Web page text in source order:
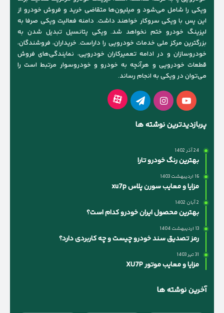
ویکی را شامل می‌شود و میلیون‌ها متقاضی خرید و فروش خودرو از
این پس با ویکی سروکار خواهند داشت. دامنه فعالیت ویکی صرفا به
لیزینگ خودرو ختم نخواهد شد. ویکی پتانسیل تبدیل شدن به
بزرگترین مرکز ملی خدمات خودرویی را داراست. خریداران، فروشندگان،
خودروسازان و در ادامه تعمیرکاران خودرویی، نمایندگی‌های فروش
قطعات خودرویی و هرآنچه به خودرو و خودروسوار مرتبط است را
می‌توان در ویکی به انجام رساند.
یوتیوباینستاگرام
تلگرام آپارات
پربازدیدترین نوشته ها
24 آذر 1402
بهترین رنگ خودرو تارا
16 اردیبهشت 1403
مزایا و معایب سورن پلاس xu7p
2 آبان 1402
بهترین محصول ایران خودرو کدام است؟
13 اردیبهشت 1404
رمز تصدیق سند خودرو چیست و چه کاربردی دارد؟
31 تیر 1403
مزایا و معایب موتور XU7P
آخرین نوشته ها